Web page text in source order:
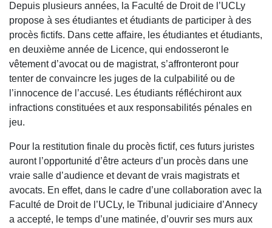
Depuis plusieurs années, la Faculté de Droit de l’UCLy
propose à ses étudiantes et étudiants de participer à des
procès fictifs. Dans cette affaire, les étudiantes et étudiants,
en deuxième année de Licence, qui endosseront le
vêtement d’avocat ou de magistrat, s’affronteront pour
tenter de convaincre les juges de la culpabilité ou de
l’innocence de l’accusé. Les étudiants réfléchiront aux
infractions constituées et aux responsabilités pénales en
jeu.
Pour la restitution finale du procès fictif, ces futurs juristes
auront l’opportunité d’être acteurs d’un procès dans une
vraie salle d’audience et devant de vrais magistrats et
avocats. En effet, dans le cadre d’une collaboration avec la
Faculté de Droit de l’UCLy, le Tribunal judiciaire d’Annecy
a accepté, le temps d’une matinée, d’ouvrir ses murs aux